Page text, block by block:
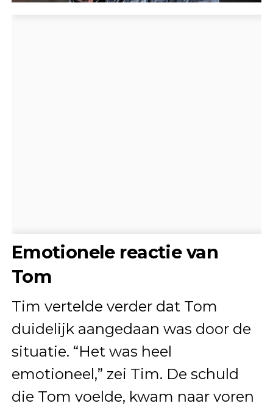
Emotionele reactie van
Tom
Tim vertelde verder dat Tom
duidelijk aangedaan was door de
situatie. “Het was heel
emotioneel,” zei Tim. De schuld
die Tom voelde, kwam naar voren